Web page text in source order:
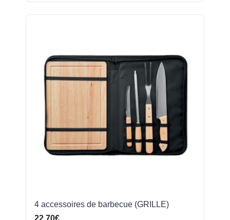
4 accessoires de barbecue (GRILLE)
22,70€